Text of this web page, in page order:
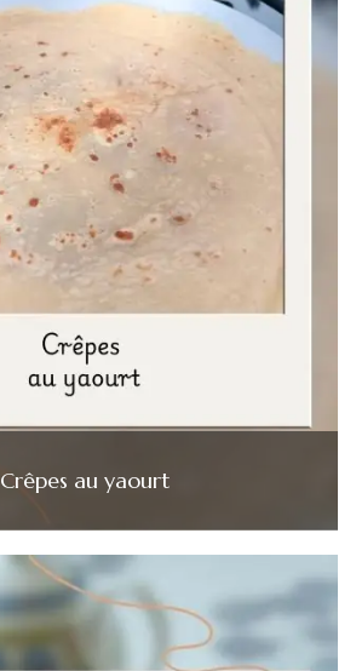
Crêpes au yaourt